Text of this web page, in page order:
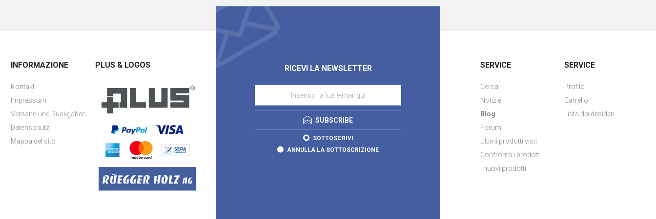
RICEVI LA NEWSLETTER
SUBSCRIBE
SOTTOSCRIVI
ANNULLA LA SOTTOSCRIZIONE
INFORMAZIONE
Kontakt
Impressum
Versand und Rückgaben
Datenschutz
Mappa del sito
PLUS & LOGOS SERVICE
Cerca
Notizie
Blog
Forum
Ultimi prodotti visti
Confronta i prodotti
I nuovi prodotti
SERVICE
Profilo
Carrello
Lista dei desideri